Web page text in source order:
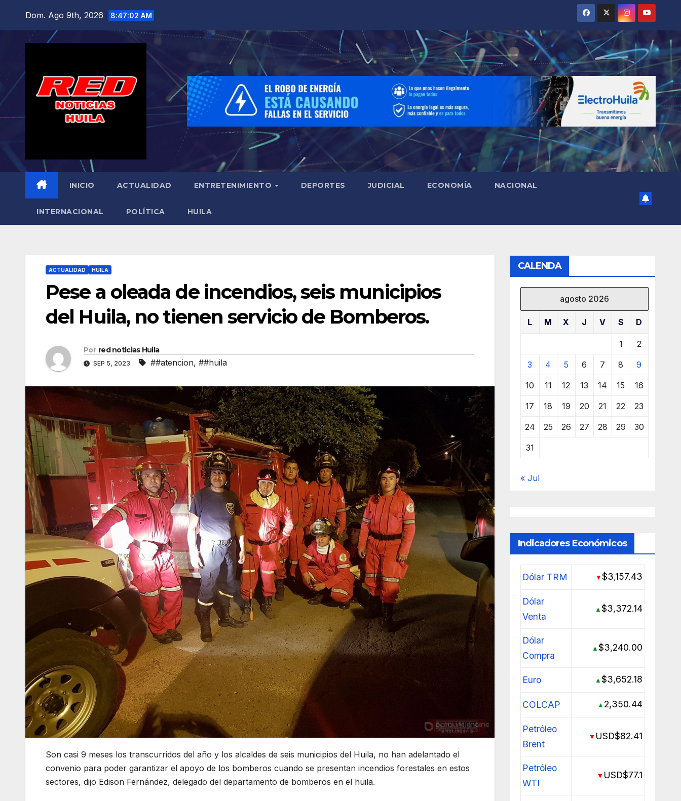
contenido
Dom. Ago 9th, 2026 8:47:03 AM
INICIO ACTUALIDAD ENTRETENIMIENTO DEPORTES JUDICIAL ECONOMÍA NACIONAL
INTERNACIONAL POLÍTICA HUILA
ACTUALIDAD HUILA
Pese a oleada de incendios, seis municipios
del Huila, no tienen servicio de Bomberos.
Por red noticias Huila
SEP 5, 2023 ##atencion, ##huila
Son casi 9 meses los transcurridos del año y los alcaldes de seis municipios del Huila, no han adelantado el
convenio para poder garantizar el apoyo de los bomberos cuando se presentan incendios forestales en estos
sectores, dijo Edison Fernández, delegado del departamento de bomberos en el huila.
CALENDA
agosto 2026
L M X J V S D
1 2
3 4 5 6 7 8 9
10 11 12 13 14 15 16
17 18 19 20 21 22 23
24 25 26 27 28 29 30
31
« Jul
Indicadores Económicos
Dólar TRM ▼$3,157.43
Dólar
Venta
▲$3,372.14
Dólar
Compra
▲$3,240.00
Euro ▲$3,652.18
COLCAP ▲ 2,350.44
Petróleo
Brent
▼ USD$82.41
Petróleo
WTI
▼ USD$77.1